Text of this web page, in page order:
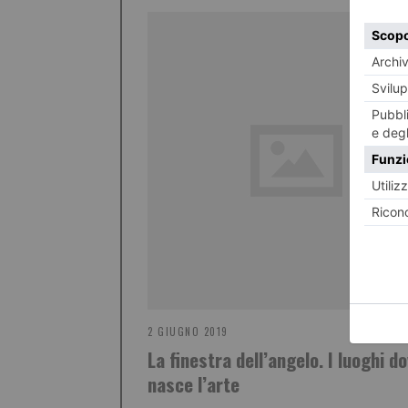
2 GIUGNO 2019
La finestra dell’angelo. I luoghi
nasce l’arte